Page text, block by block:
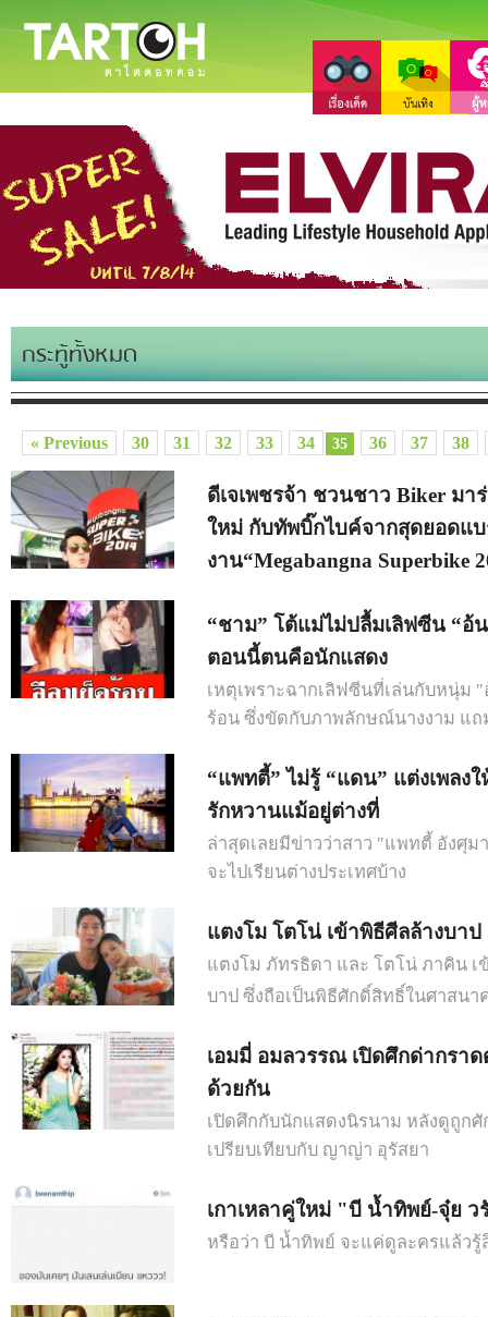
กระทู้ทั้งหมด
« Previous 30 31 32 33 34 35 36 37 38
ดีเจเพชรจ้า ชวนชาว Biker ม
ใหม่ กับทัพบิ๊กไบค์จากสุดยอดแ
งาน“Megabangna Superbike
“ชาม” โต้แม่ไม่ปลื้มเลิฟซีน “อ้
ตอนนี้ตนคือนักแสดง
เหตุเพราะฉากเลิฟซีนที่เล่นกับหนุ่ม
ร้อน ซึ่งขัดกับภาพลักษณ์นางงาม แ
“แพทตี้” ไม่รู้ “แดน” แต่งเพลง
รักหวานแม้อยู่ต่างที่
ล่าสุดเลยมีข่าวว่าสาว "แพทตี้ อังศุ
จะไปเรียนต่างประเทศบ้าง
แตงโม โตโน่ เข้าพิธีศีลล้างบา
แตงโม ภัทรธิดา และ โตโน่ ภาคิ
บาป ซึ่งถือเป็นพิธีศักดิ์สิทธิ์ในศาสนา
เอมมี่ อมลวรรณ เปิดศึกด่ากรา
ด้วยกัน
เปิดศึกกับนักแสดงนิรนาม หลังดูถูกศั
เปรียบเทียบกับ ญาญ่า อุรัสยา
เกาเหลาคู่ใหม่ "บี น้ำทิพย์-จุ๋ย
หรือว่า บี น้ำทิพย์ จะแค่ดูละครแล้วรู้